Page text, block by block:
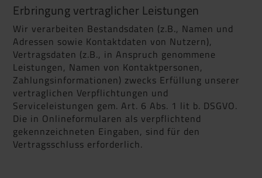
Erbringung vertraglicher Leistungen
Wir verarbeiten Bestandsdaten (z.B., Namen und
Adressen sowie Kontaktdaten von Nutzern),
Vertragsdaten (z.B., in Anspruch genommene
Leistungen, Namen von Kontaktpersonen,
Zahlungsinformationen) zwecks Erfüllung unserer
vertraglichen Verpflichtungen und
Serviceleistungen gem. Art. 6 Abs. 1 lit b. DSGVO.
Die in Onlineformularen als verpflichtend
gekennzeichneten Eingaben, sind für den
Vertragsschluss erforderlich.